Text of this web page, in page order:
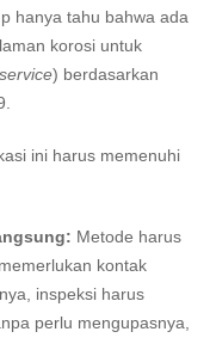
hanya tahu bahwa ada
korosi untuk
) berdasarkan
ini harus memenuhi
Metode harus
kontak
inspeksi harus
perlu mengupasnya,